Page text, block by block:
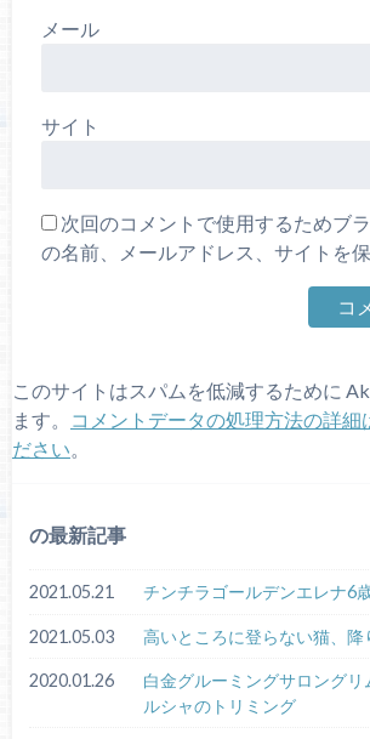
メール
サイト
次回のコメントで使用するためブ
の名前、メールアドレス、サイトを保
このサイトはスパムを低減するために
ます。
コメントデータの処理方法の詳細
ださい
の最新記事
2021.05.21 チンチラゴールデンエレナ6
2021.05.03 高いところに登らない猫、降
2020.01.26
白金グルーミングサロング
ルシャのトリミング